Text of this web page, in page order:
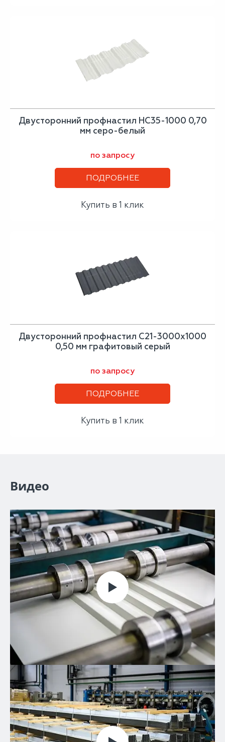
Двусторонний профнастил НС35-1000 0,70
мм серо-белый
по запросу
ПОДРОБНЕЕ
Купить в 1 клик
Двусторонний профнастил С21-3000х1000
0,50 мм графитовый серый
по запросу
ПОДРОБНЕЕ
Купить в 1 клик
Видео